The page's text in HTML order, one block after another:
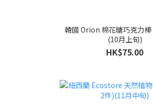
韓國 Orion 棉花糖巧克力
(10月上旬)
HK$75.00